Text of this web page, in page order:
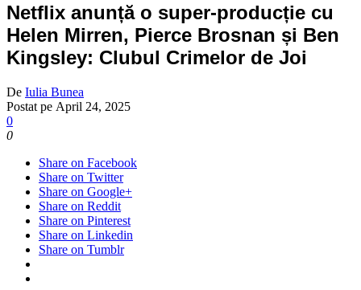
Netflix anunță o super-producție cu
Helen Mirren, Pierce Brosnan și Ben
Kingsley: Clubul Crimelor de Joi
De Iulia Bunea
Postat pe April 24, 2025
0
0
Share on Facebook
Share on Twitter
Share on Google+
Share on Reddit
Share on Pinterest
Share on Linkedin
Share on Tumblr